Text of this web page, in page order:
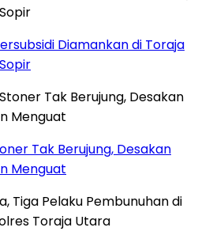
Diamankan di Toraja
Tak Berujung, Desakan
Menguat